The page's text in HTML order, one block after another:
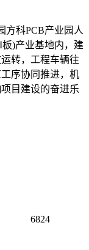
方科PCB产业园人
)产业基地内，建
转，工程车辆往
序协同推进，机
目建设的奋进乐
6824